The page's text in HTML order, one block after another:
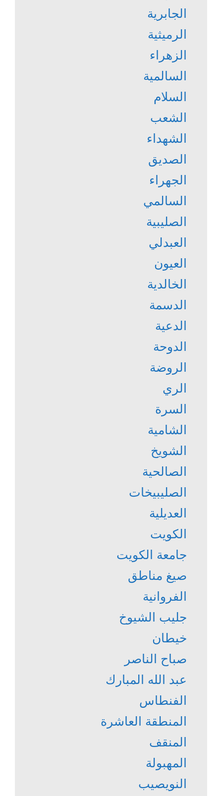
الجابرية
الرميثية
الزهراء
السالمية
السلام
الشعب
الشهداء
الصديق
الجهراء
السالمي
الصليبية
العبدلي
العيون
الخالدية
الدسمة
الدعية
الدوحة
الروضة
الري
السرة
الشامية
الشويخ
الصالحية
الصليبيخات
العديلية
الكويت
جامعة الكويت
صيغ مناطق
الفروانية
جليب الشيوخ
خيطان
صباح الناصر
عبد الله المبارك
الفنطاس
المنطقة العاشرة
المنقف
المهبولة
النويصيب